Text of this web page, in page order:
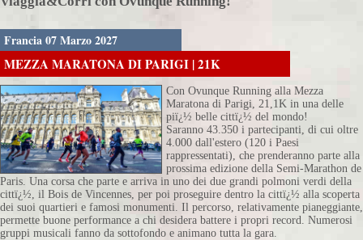
Francia 07 Marzo 2027
MEZZA MARATONA DI PARIGI | 21K
Con Ovunque Running alla Mezza
Maratona di Parigi, 21,1K in una delle
piï¿½ belle cittï¿½ del mondo!
Saranno 43.350 i partecipanti, di cui oltre
4.000 dall'estero (120 i Paesi
rappressentati), che prenderanno parte alla
prossima edizione della Semi-Marathon de
Paris. Una corsa che parte e arriva in uno dei due grandi polmoni verdi della
cittï¿½, il Bois de Vincennes, per poi proseguire dentro la cittï¿½ alla scoperta
dei suoi quartieri e famosi monumenti. Il percorso, relativamente pianeggiante,
permette buone performance a chi desidera battere i propri record. Numerosi
gruppi musicali fanno da sottofondo e animano tutta la gara.